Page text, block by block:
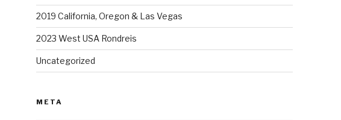
2019 California, Oregon & Las Vegas
2023 West USA Rondreis
Uncategorized
META